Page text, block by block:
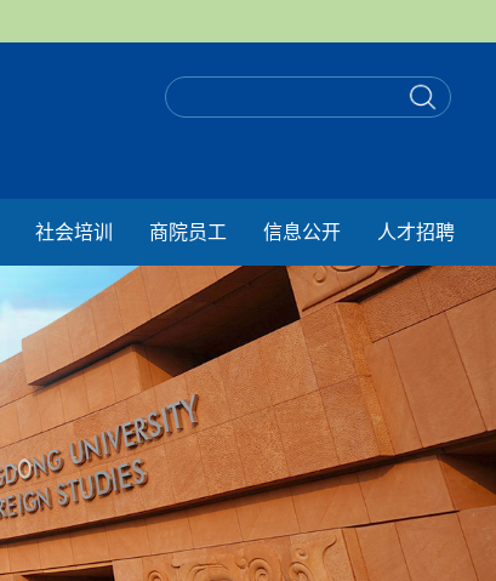
社会培训 商院员工 信息公开 人才招聘